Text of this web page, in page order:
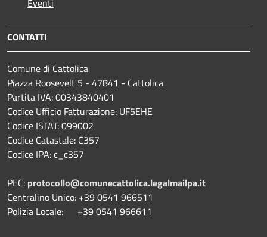
CONTATTI
Comune di Cattolica
Piazza Roosevelt 5 - 47841 - Cattolica
Partita IVA: 00343840401
Codice Ufficio Fatturazione: UF5EHE
Codice ISTAT: 099002
Codice Catastale: C357
Codice IPA: c_c357
PEC: protocollo@comunecattolica.legalmailpa.it
Centralino Unico: +39 0541 966511
Polizia Locale: +39 0541 966611